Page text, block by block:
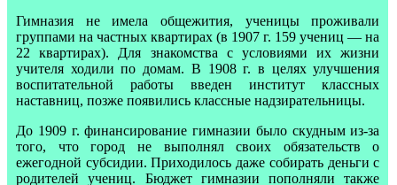
Гимназия не имела общежития, ученицы проживали
группами на частных квартирах (в 1907 г. 159 учениц — на
22 квартирах). Для знакомства с условиями их жизни
учителя ходили по домам. В 1908 г. в целях улучшения
воспитательной работы введен институт классных
наставниц, позже появились классные надзирательницы.
До 1909 г. финансирование гимназии было скудным из-за
того, что город не выполнял своих обязательств о
ежегодной субсидии. Приходилось даже собирать деньги с
родителей учениц. Бюджет гимназии пополняли также